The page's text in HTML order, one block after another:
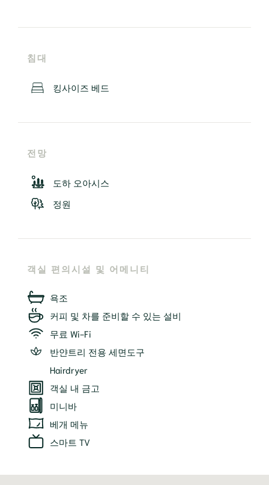
침대
킹사이즈 베드
전망
도하 오아시스
정원
객실 편의시설 및 어메니티
욕조
커피 및 차를 준비할 수 있는 설비
무료 Wi-Fi
반얀트리 전용 세면도구
Hairdryer
객실 내 금고
미니바
베개 메뉴
스마트 TV